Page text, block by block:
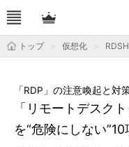
トップ 仮想化
「リモートデスク
を“危険にしない”10
「RDP」の注意喚起と対